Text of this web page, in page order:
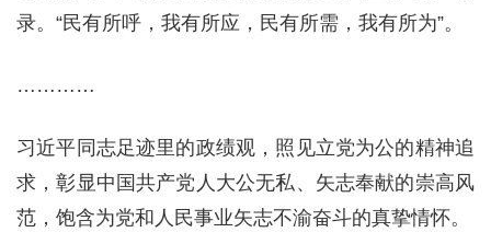
录。“民有所呼，我有所应，民有所需，我有所为”。
…………
习近平同志足迹里的政绩观，照见立党为公的精神追
求，彰显中国共产党人大公无私、矢志奉献的崇高风
范，饱含为党和人民事业矢志不渝奋斗的真挚情怀。